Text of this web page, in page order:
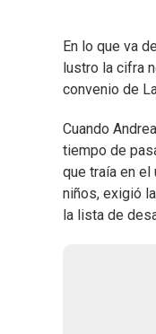
En lo que va
lustro la cifra
convenio de
Cuando
tiempo de
que traía en el
niños, exigió
la lista de